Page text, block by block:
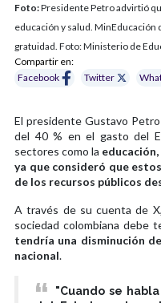
Foto:Presidente Petro advirtió
educación y salud. MinEducación
gratuidad. Foto: Ministerio de
Compartir en:
Facebook
Twitter
El presidente Gustavo
del 40 % en el gasto del
sectores como la
ya que consideró que
de los recursos públicos
A través de su cuenta de
sociedad colombiana debe
tendría una disminución
nacional.
"Cuando se